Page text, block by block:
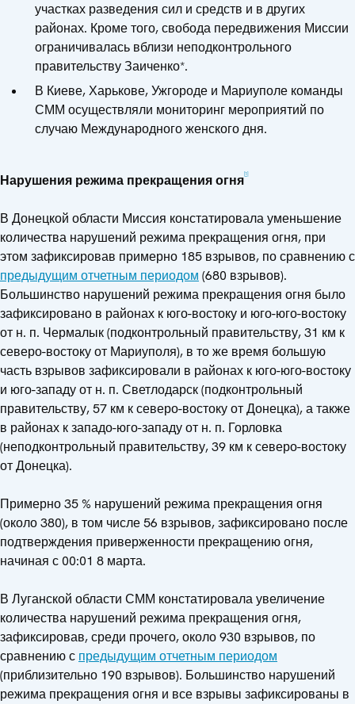
участках разведения сил и средств и в других
районах. Кроме того, свобода передвижения Миссии
ограничивалась вблизи неподконтрольного
правительству Заиченко*.
В Киеве, Харькове, Ужгороде и Мариуполе команды
СММ осуществляли мониторинг мероприятий по
случаю Международного женского дня.
Нарушения режима прекращения огня[1]
В Донецкой области Миссия констатировала уменьшение
количества нарушений режима прекращения огня, при
этом зафиксировав примерно 185 взрывов, по сравнению с
предыдущим отчетным периодом (680 взрывов).
Большинство нарушений режима прекращения огня было
зафиксировано в районах к юго-востоку и юго-юго-востоку
от н. п. Чермалык (подконтрольный правительству, 31 км к
северо-востоку от Мариуполя), в то же время большую
часть взрывов зафиксировали в районах к юго-юго-востоку
и юго-западу от н. п. Светлодарск (подконтрольный
правительству, 57 км к северо-востоку от Донецка), а также
в районах к западо-юго-западу от н. п. Горловка
(неподконтрольный правительству, 39 км к северо-востоку
от Донецка).
Примерно 35 % нарушений режима прекращения огня
(около 380), в том числе 56 взрывов, зафиксировано после
подтверждения приверженности прекращению огня,
начиная с 00:01 8 марта.
В Луганской области СММ констатировала увеличение
количества нарушений режима прекращения огня,
зафиксировав, среди прочего, около 930 взрывов, по
сравнению с предыдущим отчетным периодом
(приблизительно 190 взрывов). Большинство нарушений
режима прекращения огня и все взрывы зафиксированы в